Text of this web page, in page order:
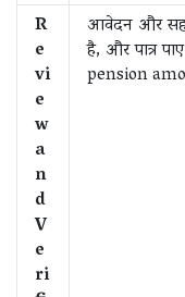
R
e
vi
e
w
a
n
d
V
e
ri
आवेदन और
है, और पात्र
pension